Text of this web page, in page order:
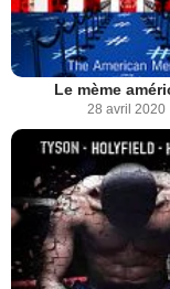
Le mème
28 avril 2020